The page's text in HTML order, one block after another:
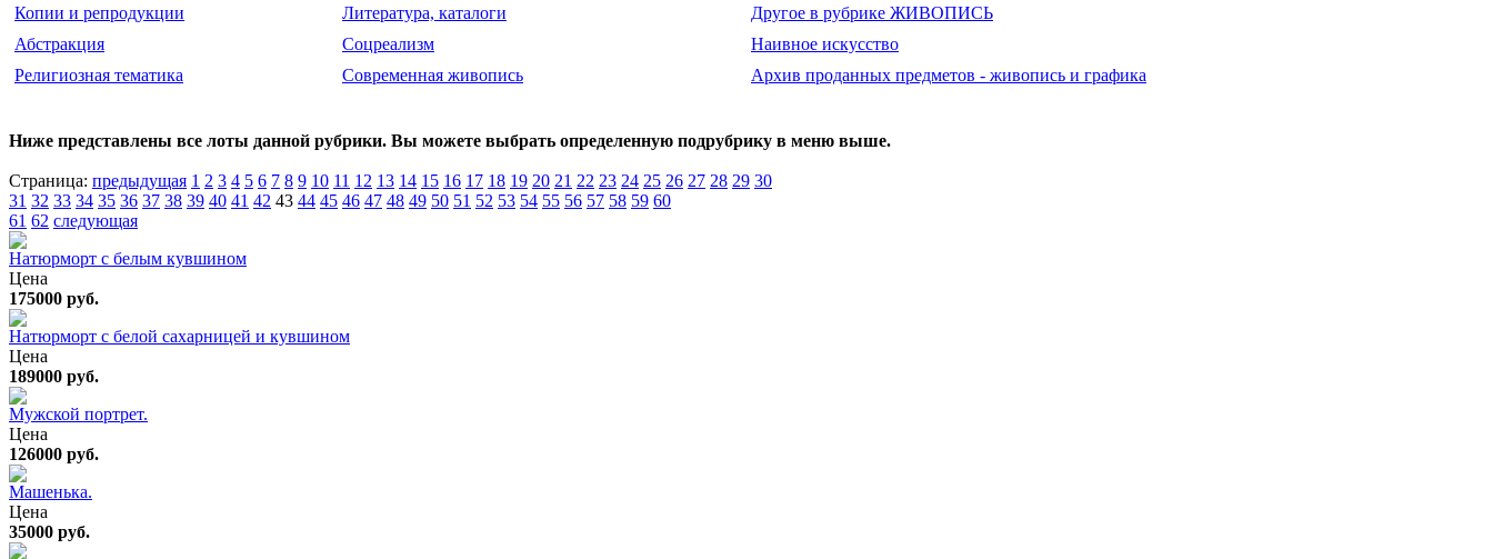
Копии и репродукции
Литература, каталоги
Другое в рубрике ЖИВОПИСЬ
Абстракция
Соцреализм
Наивное искусство
Религиозная тематика
Современная живопись Архив проданных предметов - живопись и графика
Ниже представлены все лоты данной рубрики. Вы можете выбрать определенную подрубрику в меню выше.
Страница: предыдущая 1 2 3 4 5 6 7 8 9 10 11 12 13 14 15 16 17 18 19 20 21 22 23 24 25 26 27 28 29 30
31 32 33 34 35 36 37 38 39 40 41 42 43 44 45 46 47 48 49 50 51 52 53 54 55 56 57 58 59 60
61 62 следующая
Натюрморт с белым кувшином
Цена
175000 руб.
Натюрморт с белой сахарницей и кувшином
Цена
189000 руб.
Мужской портрет.
Цена
126000 руб.
Машенька.
Цена
35000 руб.